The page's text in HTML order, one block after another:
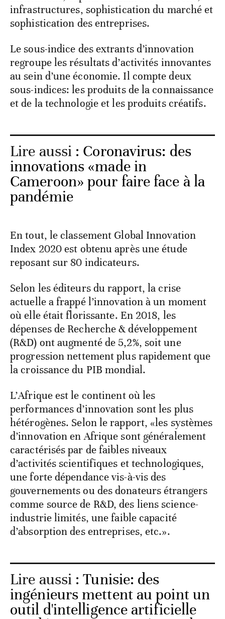
infrastructures, sophistication du marché et
sophistication des entreprises.
Le sous-indice des extrants d’innovation
regroupe les résultats d’activités innovantes
au sein d’une économie. Il compte deux
sous-indices: les produits de la connaissance
et de la technologie et les produits créatifs.
Lire aussi : Coronavirus: des
innovations «made in
Cameroon» pour faire face à la
pandémie
En tout, le classement Global Innovation
Index 2020 est obtenu après une étude
reposant sur 80 indicateurs.
Selon les éditeurs du rapport, la crise
actuelle a frappé l’innovation à un moment
où elle était florissante. En 2018, les
dépenses de Recherche & développement
(R&D) ont augmenté de 5,2%, soit une
progression nettement plus rapidement que
la croissance du PIB mondial.
L’Afrique est le continent où les
performances d’innovation sont les plus
hétérogènes. Selon le rapport, «les systèmes
d’innovation en Afrique sont généralement
caractérisés par de faibles niveaux
d’activités scientifiques et technologiques,
une forte dépendance vis-à-vis des
gouvernements ou des donateurs étrangers
comme source de R&D, des liens science-
industrie limités, une faible capacité
d’absorption des entreprises, etc.».
Lire aussi :Tunisie: des
ingénieurs mettent au point un
outil d'intelligence artificielle